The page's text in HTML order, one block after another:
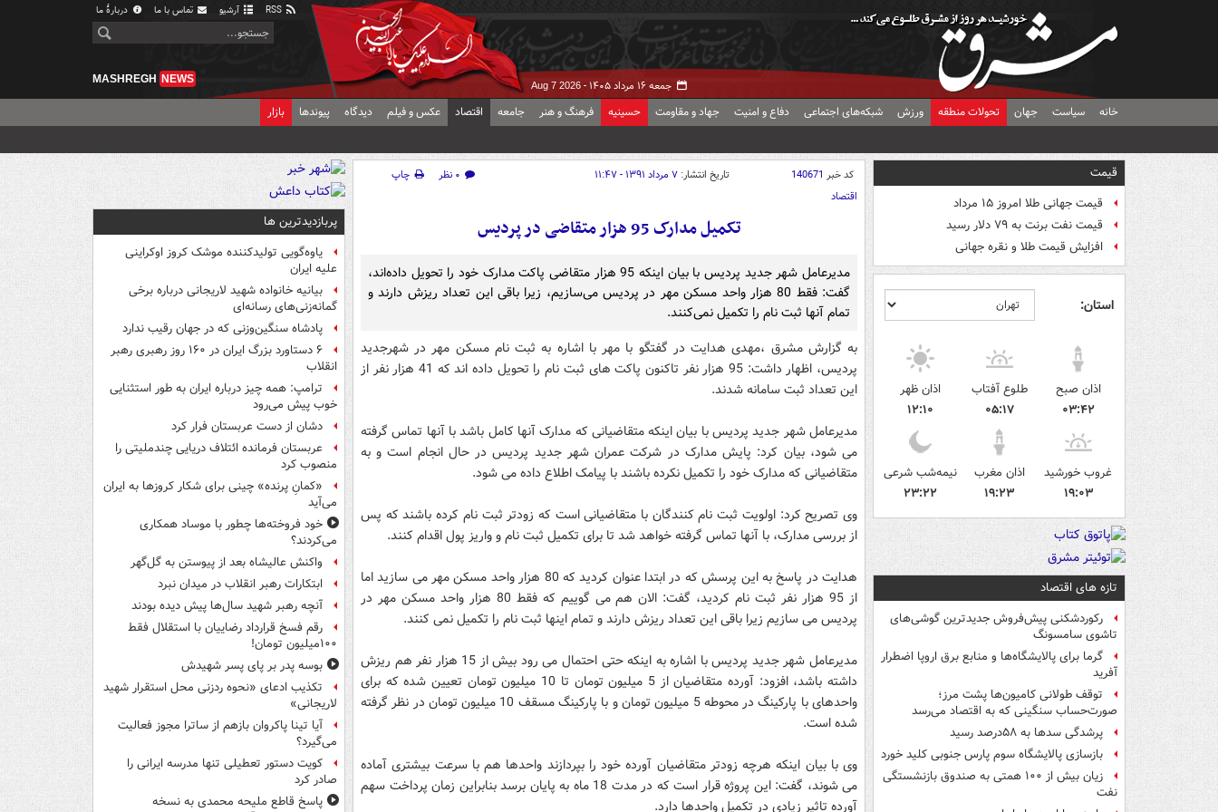
آرشیو تماس با ما دربارهٔ ما
جمعه ۱۶ مرداد ۱۴۰۵ - Aug 7 2026
MASHREGH NEWS
خانه سیاست جهان تحولات منطقه ورزش شبکه‌های اجتماعی دفاع و امنیت جهاد و مقاومت حسینیه فرهنگ و هنر جامعه اقتصاد عکس و فیلم دیدگاه پیوندها بازار
قیمت
قیمت جهانی طلا امروز ۱۵ مرداد
قیمت نفت برنت به ۷۹ دلار رسید
افزایش قیمت طلا و نقره جهانی
استان:
اذان صبح
۰۳:۴۲
طلوع آفتاب
۰۵:۱۷
اذان ظهر
۱۲:۱۰
غروب خورشید
۱۹:۰۳
اذان مغرب
۱۹:۲۳
نیمه‌شب شرعی
۲۳:۲۲
تازه های اقتصاد
رکوردشکنی پیش‌فروش جدیدترین گوشی‌های
تاشوی سامسونگ
گرما برای پالایشگاه‌ها و منابع برق اروپا اضطرار
آفرید
توقف طولانی کامیون‌ها پشت مرز؛
صورت‌حساب سنگینی که به اقتصاد می‌رسد
پرشدگی سدها به ۵۸درصد رسید
بازسازی پالایشگاه سوم پارس جنوبی کلید خورد
زیان بیش از ۱۰۰ همتی به صندوق‌ بازنشستگی
نفت
کد خبر 140671 تاریخ انتشار: ۷ مرداد ۱۳۹۱ - ۱۱:۴۷ ۰ نظر
چاپ
اقتصاد
تکمیل مدارک 95 هزار متقاضی در پردیس
مدیرعامل شهر جدید پردیس با بیان اینکه 95 هزار متقاضی پاکت مدارک خود را تحویل داده‌اند،
گفت: فقط 80 هزار واحد مسکن مهر در پردیس می‌سازیم، زیرا باقی این تعداد ریزش دارند و
تمام آنها ثبت نام را تکمیل نمی‌کنند.
به گزارش مشرق ،مهدی هدایت در گفتگو با مهر با اشاره به ثبت نام مسکن مهر در شهرجدید
پردیس، اظهار داشت: 95 هزار نفر تاکنون پاکت های ثبت نام را تحویل داده اند که 41 هزار نفر از
این تعداد ثبت سامانه شدند.
مدیرعامل شهر جدید پردیس با بیان اینکه متقاضیانی که مدارک آنها کامل باشد با آنها تماس گرفته
می شود، بیان کرد: پایش مدارک در شرکت عمران شهر جدید پردیس در حال انجام است و به
متقاضیانی که مدارک خود را تکمیل نکرده باشند با پیامک اطلاع داده می شود.
وی تصریح کرد: اولویت ثبت نام کنندگان با متقاضیانی است که زودتر ثبت نام کرده باشند که پس
از بررسی مدارک، با آنها تماس گرفته خواهد شد تا برای تکمیل ثبت نام و واریز پول اقدام کنند.
هدایت در پاسخ به این پرسش که در ابتدا عنوان کردید که 80 هزار واحد مسکن مهر می سازید اما
از 95 هزار نفر ثبت نام کردید، گفت: الان هم می گوییم که فقط 80 هزار واحد مسکن مهر در
پردیس می سازیم زیرا باقی این تعداد ریزش دارند و تمام اینها ثبت نام را تکمیل نمی کنند.
مدیرعامل شهر جدید پردیس با اشاره به اینکه حتی احتمال می رود بیش از 15 هزار نفر هم ریزش
داشته باشد، افزود: آورده متقاضیان از 5 میلیون تومان تا 10 میلیون تومان تعیین شده که برای
واحدهای با پارکینگ در محوطه 5 میلیون تومان و با پارکینگ مسقف 10 میلیون تومان در نظر گرفته
شده است.
وی با بیان اینکه هرچه زودتر متقاضیان آورده خود را بپردازند واحدها هم با سرعت بیشتری آماده
می شوند، گفت: این پروژه قرار است که در مدت 18 ماه به پایان برسد بنابراین زمان پرداخت سهم
آورده تاثیر زیادی در تکمیل واحدها دارد.
پربازدیدترین ها
یاوه‌گویی تولیدکننده موشک کروز اوکراینی
علیه ایران
بیانیه خانواده شهید لاریجانی درباره برخی
گمانه‌زنی‌های رسانه‌ای
پادشاه سنگین‌وزنی که در جهان رقیب ندارد
۶ دستاورد بزرگ ایران در ۱۶۰ روز رهبری رهبر
انقلاب
ترامپ: همه چیز درباره ایران به طور استثنایی
خوب پیش می‌رود
دشان از دست عربستان فرار کرد
عربستان فرمانده ائتلاف دریایی چندملیتی را
منصوب کرد
«کمانِ پرنده» چینی برای شکار کروزها به ایران
می‌آید
خود فروخته‌ها چطور با موساد همکاری
می‌کردند؟
واکنش عالیشاه بعد از پیوستن به گل‌گهر
ابتکارات رهبر انقلاب در میدان نبرد
آنچه رهبر شهید سال‌ها پیش دیده بودند
رقم فسخ قرارداد رضاییان با استقلال فقط
۱۰۰میلیون تومان!
بوسه‌ پدر بر پای پسر شهیدش
تکذیب ادعای «نحوه ردزنی محل استقرار شهید
لاریجانی»
آیا تینا پاکروان بازهم از ساترا مجوز فعالیت
می‌گیرد؟
کویت دستور تعطیلی تنها مدرسه ایرانی را
صادر کرد
پاسخ قاطع ملیحه محمدی به نسخه